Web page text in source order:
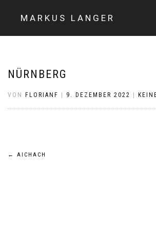
MARKUS LANGER
NÜRNBERG
VON FLORIANF 9. DEZEMBER 2022
Beitragsnavigation
← AICHACH